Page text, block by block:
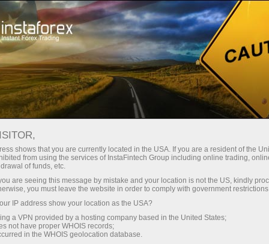
通过InstaForex获得真正竞争力的机
点差和手续费，以及股票和指数交
易的优惠条件
最低
每笔存款
30%奖金
交易速度
与赛道速度
shows that you are currently located in the USA. If you are a resident of the
from using the services of InstaFintech Group including online trading,
of funds, etc.
are seeing this message by mistake and your location is not the US, kindly
you must leave the website in order to comply with government
IP address show your location as the USA?
a VPN provided by a hosting company based in the United States;
not have proper WHOIS records;
in the WHOIS geolocation database.